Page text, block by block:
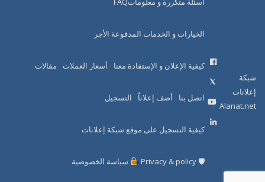
شبكة
إعلانات
Alanat.net
الخيارات و الخدمات المدفوعة الأجر
كيفية الإعلان و الإستفادة معنا أسعار العملات مقالات
اتصل بنا أضف إعلاناً التسجيل
كيفية التسجيل على موقع شبكة إعلانات
🛡 Privacy & policy سياسة الخصوصية